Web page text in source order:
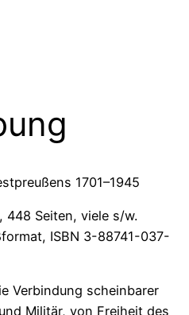
1701–1945
448 Seiten, viele s/w.
ISBN 3-88741-037-
Verbindung scheinbarer
Militär, von Freiheit des